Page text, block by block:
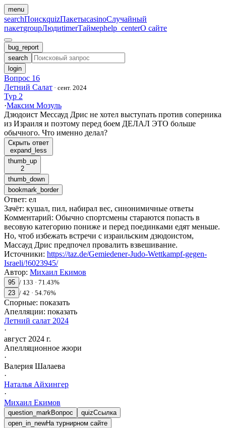
menu
searchПоискquizПакетыcasinoСлучайный
пакетgroupЛюдиtimerТаймерhelp_centerО сайте
bug_report
search
login
Вопрос 16
Летний Салат · сент. 2024
Тур 2
·Максим Мозуль
Дзюдоист Мессауд Дрис не хотел выступать против соперника
из Израиля и поэтому перед боем ДЕЛАЛ ЭТО больше
обычного. Что именно делал?
Скрыть ответ
expand_less
thumb_up
2
thumb_down
bookmark_border
Ответ: ел
Зачёт: кушал, пил, набирал вес, синонимичные ответы
Комментарий: Обычно спортсмены стараются попасть в
весовую категорию пониже и перед поединками едят меньше.
Но, чтоб избежать встречи с израильским дзюдоистом,
Массауд Дрис предпочел провалить взвешивание.
Источники: https://taz.de/Gemiedener-Judo-Wettkampf-gegen-
Israeli/!6023945/
Автор: Михаил Екимов
95 / 133 · 71.43%
23 / 42 · 54.76%
Спорные: показать
Апелляции: показать
Летний салат 2024
·
август 2024 г.
Апелляционное жюри
·
Валерия Шалаева
·
Наталья Айхингер
·
Михаил Екимов
question_markВопрос quizСсылка
open_in_newНа турнирном сайте